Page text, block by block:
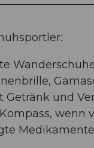
Getränk und
wenn
Medikamente